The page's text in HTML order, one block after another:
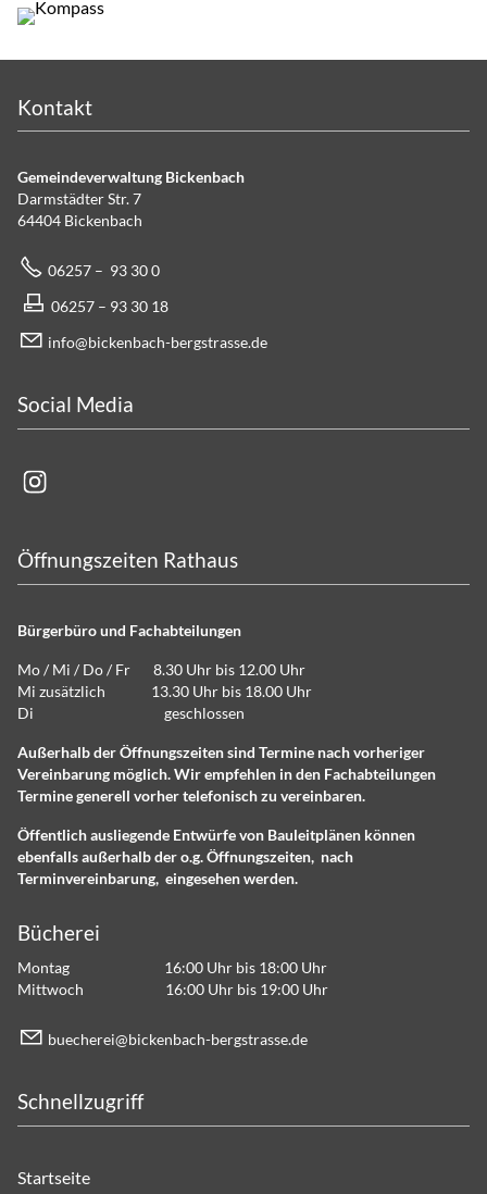
Kontakt
Gemeindeverwaltung Bickenbach
Darmstädter Str. 7
64404 Bickenbach
06257 – 93 30 0
06257 – 93 30 18
info@bickenbach-bergstrasse.de
Social Media
Öffnungszeiten Rathaus
Bürgerbüro und Fachabteilungen
Mo / Mi / Do / Fr 8.30 Uhr bis 12.00 Uhr
Mi zusätzlich 13.30 Uhr bis 18.00 Uhr
Di geschlossen
Außerhalb der Öffnungszeiten sind Termine nach vorheriger
Vereinbarung möglich. Wir empfehlen in den Fachabteilungen
Termine generell vorher telefonisch zu vereinbaren.
Öffentlich ausliegende Entwürfe von Bauleitplänen können
ebenfalls außerhalb der o.g. Öffnungszeiten, nach
Terminvereinbarung, eingesehen werden.
Bücherei
Montag 16:00 Uhr bis 18:00 Uhr
Mittwoch 16:00 Uhr bis 19:00 Uhr
b ch r b ck nb ch-b rgstr ss d
Schnellzugriff
Startseite